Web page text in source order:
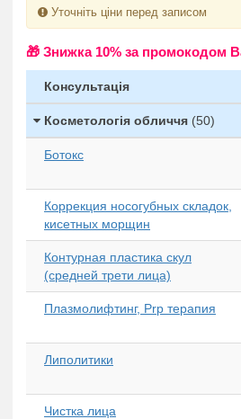
Уточніть ціни перед записом
🎁 Знижка 10% за промокодом
Консультація
Косметологія обличчя (50)
Ботокс
Коррекция носогубных складок,
кисетных морщин
Контурная пластика скул
(средней трети лица)
Плазмолифтинг, Prp терапия
Липолитики
Чистка лица